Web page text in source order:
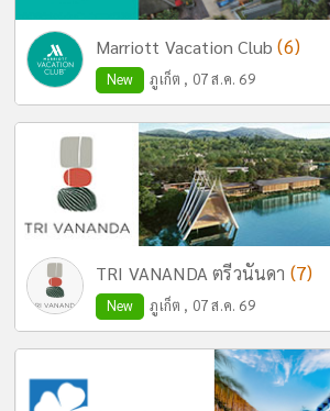
Marriott Vacation Club(6)
New ภูเก็ต , 07 ส.ค. 69
TRI VANANDA ตรีวนันดา (7)
New ภูเก็ต , 07 ส.ค. 69